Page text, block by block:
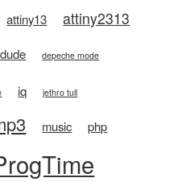
attiny13 attiny2313
depeche mode
iq jethro tull
music php